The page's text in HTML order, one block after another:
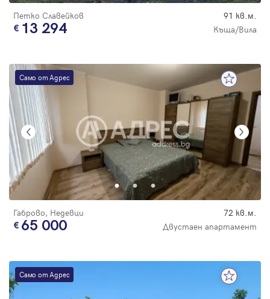
Петко Славейков 91 кв.м.
13 294 Къща/Вила
Само от Адрес
Габрово, Недевци 72 кв.м.
65 000 Двустаен апартамент
Само от Адрес
Забравена парола